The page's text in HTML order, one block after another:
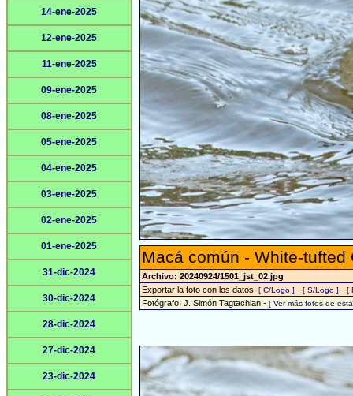
14-ene-2025
12-ene-2025
11-ene-2025
09-ene-2025
08-ene-2025
05-ene-2025
04-ene-2025
03-ene-2025
02-ene-2025
01-ene-2025
31-dic-2024
30-dic-2024
28-dic-2024
27-dic-2024
23-dic-2024
Macá común - White-
Archivo: 20240924/1501_jst_02.jpg
Exportar la foto con los datos: [ C/Logo ] - [ S/Logo ] - [
Fotógrafo: J. Simón Tagtachian - [ Ver más fotos de